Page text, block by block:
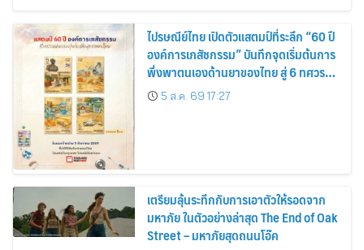
ไปรษณีย์ไทย เปิดตัวแสตมป์ที่ระลึก “60 ปี
องค์การเภสัชกรรม” บันทึกจุดเริ่มต้นการ
พึ่งพาตนเองด้านยาของไทย สู่ 6 ทศวรรษ
แห่งการพัฒนาสุขภาพคนไทย
5 ส.ค. 69 17:27
เตรียมลุ้นระทึกกับการเอาตัวให้รอดจาก
มหาภัย ในตัวอย่างล่าสุด The End of Oak
Street – มหาภัยสุดถนนโอ๊ค